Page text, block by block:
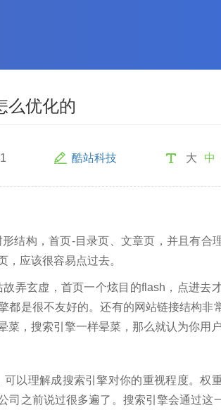
么优化的
酷站科技 大 中
结构，首页-目录页、文章页，并且有合
，应该很容易点过去。
弄玄虚，首页一个炫目的flash，点进去
都是很不友好的。还有的网站链接结构非
菜，搜索引擎一样晕菜，那么就认为你用
以理解成搜索引擎对你的重视程度。权
司之前说过很多遍了。搜索引擎会通过这